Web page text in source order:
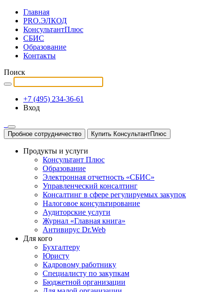
Главная
PRO.ЭЛКОД
КонсультантПлюс
СБИС
Образование
Контакты
Поиск
+7 (495) 234-36-61
Вход
Пробное сотрудничество Купить КонсультантПлюс
Продукты и услуги
Консультант Плюс
Образование
Электронная отчетность «СБИС»
Управленческий консалтинг
Консалтинг в сфере регулируемых закупок
Налоговое консультирование
Аудиторские услуги
Журнал «Главная книга»
Антивирус Dr.Web
Для кого
Бухгалтеру
Юристу
Кадровому работнику
Специалисту по закупкам
Бюджетной организации